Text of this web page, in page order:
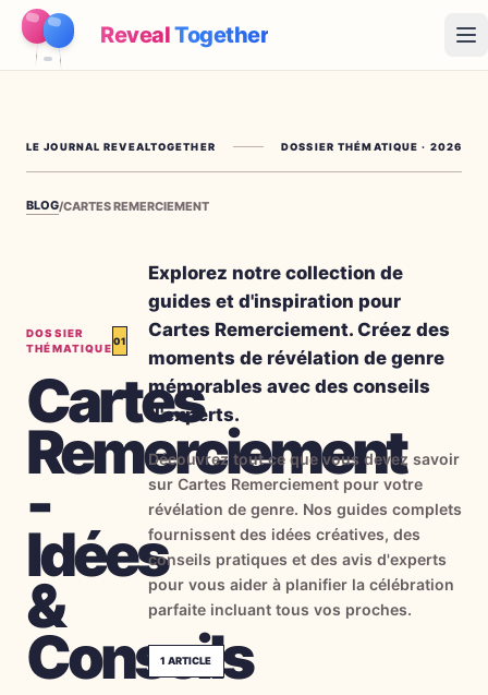
RevealTogether
Démo
Jeux
Tarifs
Préparer la fête
Jeux, imprimables et idées pratiques gratuits
Kit à imprimer gratuit Gratuit →
Outils Gratuits 5→
Thèmes
Connexion
LE JOURNAL REVEALTOGETHER DOSSIER THÉMATIQUE · 2026
BLOG/CARTES REMERCIEMENT
DOSSIER
THÉMATIQUE
01
Cartes
Remerciement
-
Idées
&
Conseils
Explorez notre collection de
guides et d'inspiration pour
Cartes Remerciement. Créez des
moments de révélation de genre
mémorables avec des conseils
d'experts.
Découvrez tout ce que vous devez savoir
sur Cartes Remerciement pour votre
révélation de genre. Nos guides complets
fournissent des idées créatives, des
conseils pratiques et des avis d'experts
pour vous aider à planifier la célébration
parfaite incluant tous vos proches.
1 ARTICLE